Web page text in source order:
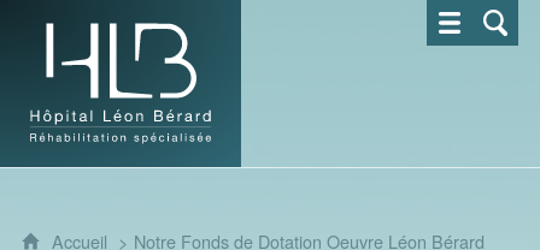
Hôpital Léon Bérard - Réhabilitation spécialisée
Accueil
Notre Fonds de Dotation Oeuvre Léon Bérard